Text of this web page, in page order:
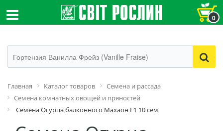
0
Главная Каталог товаров
Семена и рассада
Семена комнатных овощей и пряностей
Семена Огурца балконного Махаон F1 10 сем